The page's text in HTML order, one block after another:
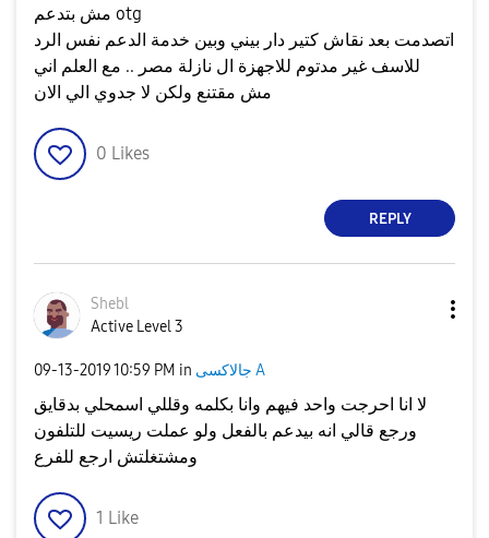
مش بتدعم otg
اتصدمت بعد نقاش كتير دار بيني وبين خدمة الدعم نفس الرد
للاسف غير مدتوم للاجهزة ال نازلة مصر .. مع العلم اني
مش مقتنع ولكن لا جدوي الي الان
0 Likes
REPLY
Shebl
Active Level 3
‎09-13-201910:59 PM in جالاكسى A
لا انا احرجت واحد فيهم وانا بكلمه وقللي اسمحلي بدقايق
ورجع قالي انه بيدعم بالفعل ولو عملت ريسيت للتلفون
ومشتغلتش ارجع للفرع
1 Like